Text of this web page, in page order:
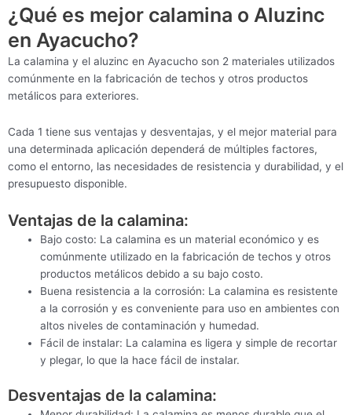
¿Qué es mejor calamina o Aluzinc
en Ayacucho?
La calamina y el aluzinc en Ayacucho son 2 materiales utilizados
comúnmente en la fabricación de techos y otros productos
metálicos para exteriores.
Cada 1 tiene sus ventajas y desventajas, y el mejor material para
una determinada aplicación dependerá de múltiples factores,
como el entorno, las necesidades de resistencia y durabilidad, y el
presupuesto disponible.
Ventajas de la calamina:
Bajo costo: La calamina es un material económico y es
comúnmente utilizado en la fabricación de techos y otros
productos metálicos debido a su bajo costo.
Buena resistencia a la corrosión: La calamina es resistente
a la corrosión y es conveniente para uso en ambientes con
altos niveles de contaminación y humedad.
Fácil de instalar: La calamina es ligera y simple de recortar
y plegar, lo que la hace fácil de instalar.
Desventajas de la calamina: